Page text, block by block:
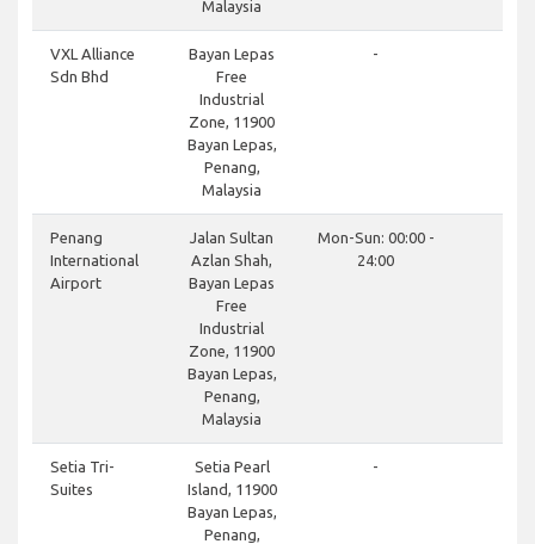
Malaysia
VXL Alliance
Sdn Bhd
Bayan Lepas
Free
Industrial
Zone, 11900
Bayan Lepas,
Penang,
Malaysia
-
Penang
International
Airport
Jalan Sultan
Azlan Shah,
Bayan Lepas
Free
Industrial
Zone, 11900
Bayan Lepas,
Penang,
Malaysia
Mon-Sun: 00:00 -
24:00
Setia Tri-
Suites
Setia Pearl
Island, 11900
Bayan Lepas,
Penang,
-